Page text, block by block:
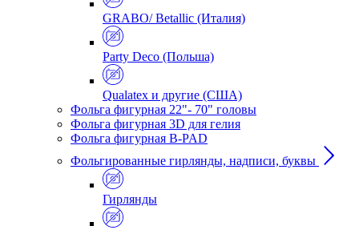
GRABO/ Betallic (Италия)
Party Deco (Польша)
Qualatex и другие (США)
Фольга фигурная 22"- 70" головы
Фольга фигурная 3D для гелия
Фольга фигурная B-PAD
Фольгированные гирлянды, надписи, буквы
Гирлянды